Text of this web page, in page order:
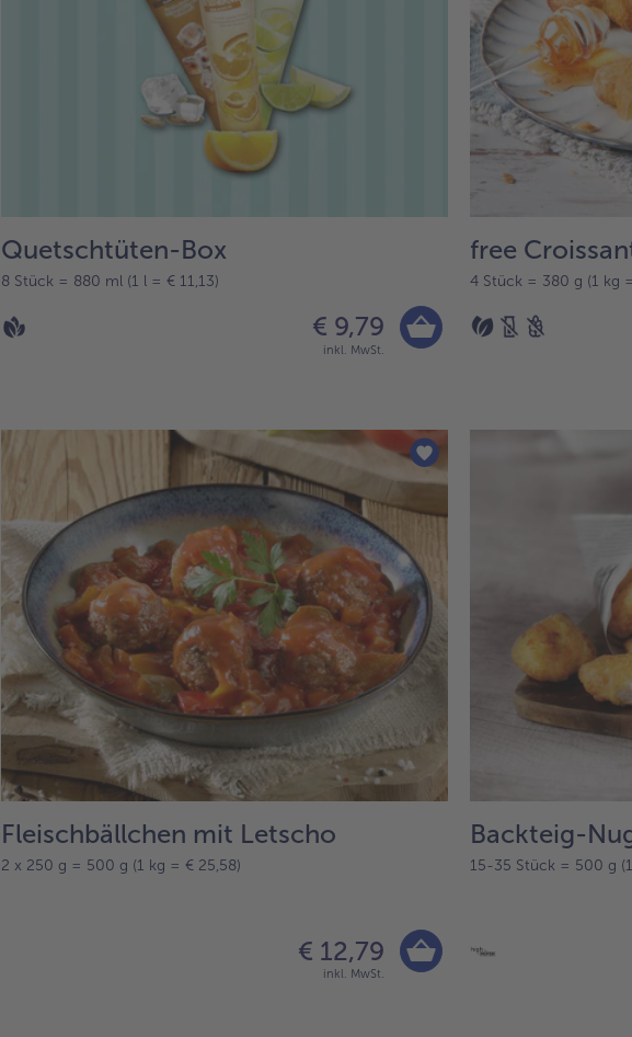
Quetschtüten-Box
8 Stück = 880 ml (1 l = € 11,13)
€ 9,79
inkl. MwSt.
free
4 Stück = 380 g (1 kg
Fleischbällchen mit Letscho
2 x 250 g = 500 g (1 kg = € 25,58)
€ 12,79
inkl. MwSt.
Backteig-
15-35 Stück = 500 g